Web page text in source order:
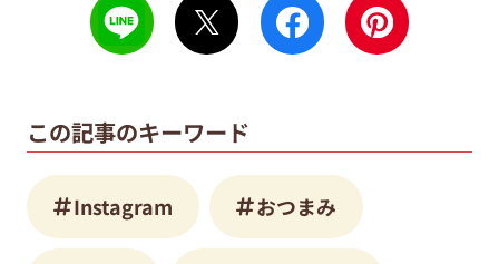
この記事のキーワード
Instagram おつまみ